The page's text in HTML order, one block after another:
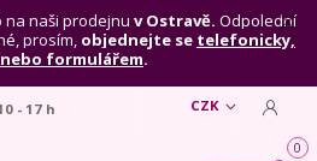
na naši prodejnu v Ostravě. Odpolední
prosím, objednejte se telefonicky,
formulářem.
CZK
- 17 h
0